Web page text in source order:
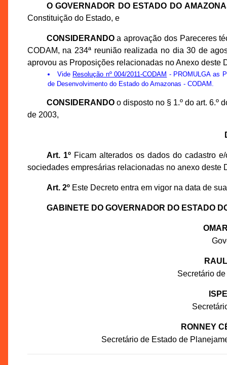
O GOVERNADOR DO ESTADO DO
Constituição do Estado, e
CONSIDERANDOa aprovação dos Pareceres
CODAM, na 234ª reunião realizada no dia 30 de
aprovou as Proposições relacionadas no Anexo deste
Vide Resolução nº 004/2011-CODAM - PROMULGA as
de Desenvolvimento do Estado do Amazonas - CODAM.
CONSIDERANDOo disposto no § 1.º do art. 6.º
de 2003,
Art. 1ºFicam alterados os dados do cadastro
sociedades empresárias relacionadas no anexo deste
Art. 2ºEste Decreto entra em vigor na data de
GABINETE DO GOVERNADOR DO ESTADO
Secretário
RONNEY
Secretário de Estado de